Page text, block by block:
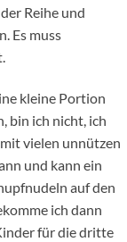
Reihe und
Es muss
kleine Portion
bin ich nicht, ich
vielen unnützen
und kann ein
auf den
ich dann
für die dritte